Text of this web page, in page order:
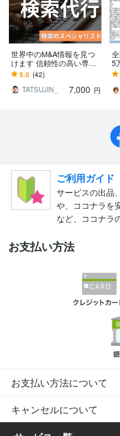
世界中のM&A情報を見つ
けます 信頼性の高い専門
データベースを活用し、
精選した情報を提供
5.0 (42)
TATSUJIN_
7,000 円
5
ご利用ガイド
サービスの出品
や、ココナラを
など、ココナラ
お支払い方法
お支払い方法について
キャンセルについて